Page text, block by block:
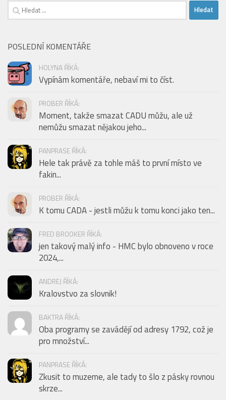
Vyhledávání
POSLEDNÍ KOMENTÁŘE
HOLYNA ŘÍKÁ:
Vypínám komentáře, nebaví mi to číst.
PROBER ŘÍKÁ:
Moment, takže smazat CADU můžu, ale už
nemůžu smazat nějakou jeho...
PANPRASE ŘÍKÁ:
Hele tak právě za tohle máš to první místo ve
fakin...
PROBER ŘÍKÁ:
K tomu CADA - jestli můžu k tomu konci jako ten...
FRED BROOKER ŘÍKÁ:
jen takový malý info - HMC bylo obnoveno v roce
2024,...
ANDREJ ŘÍKÁ:
Kralovstvo za slovnik!
BAKTRA ŘÍKÁ:
Oba programy se zavádějí od adresy 1792, což je
pro množství...
PANPRASE ŘÍKÁ:
Zkusit to muzeme, ale tady to šlo z pásky rovnou
skrze...